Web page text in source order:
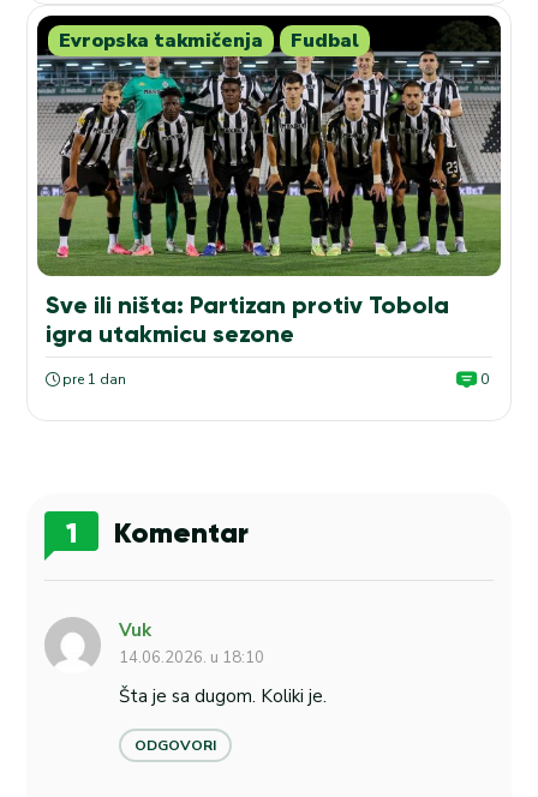
Evropska takmičenja Fudbal
Sve ili ništa: Partizan protiv Tobola
igra utakmicu sezone
pre 1 dan 0
1 Komentar
Vuk
14.06.2026. u 18:10
Šta je sa dugom. Koliki je.
ODGOVORI